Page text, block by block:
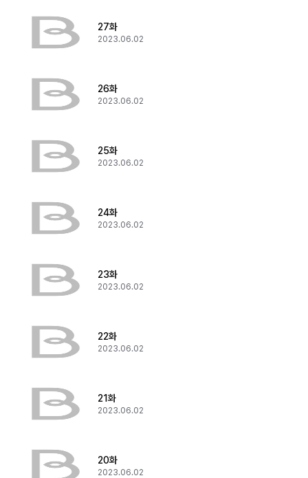
27화
2023.06.02
26화
2023.06.02
25화
2023.06.02
24화
2023.06.02
23화
2023.06.02
22화
2023.06.02
21화
2023.06.02
20화
2023.06.02